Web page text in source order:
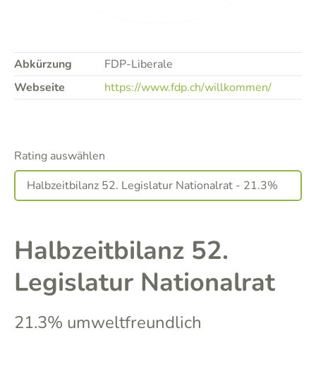
Abkürzung
FDP-Liberale
Webseite
https://www.fdp.ch/willkommen/
Rating auswählen
Halbzeitbilanz 52.
Legislatur Nationalrat
21.3% umweltfreundlich